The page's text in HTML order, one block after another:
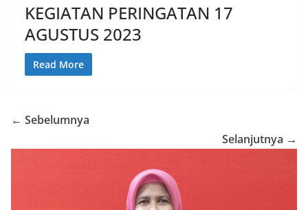
KEGIATAN PERINGATAN 17
AGUSTUS 2023
Read More
← Sebelumnya
Selanjutnya →